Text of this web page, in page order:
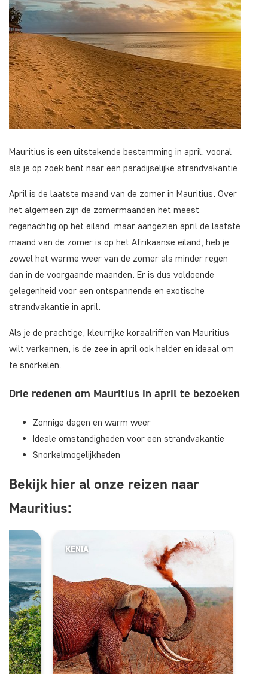
Mauritius is een uitstekende bestemming in april, vooral
als je op zoek bent naar een paradijselijke strandvakantie.
April is de laatste maand van de zomer in Mauritius. Over
het algemeen zijn de zomermaanden het meest
regenachtig op het eiland, maar aangezien april de laatste
maand van de zomer is op het Afrikaanse eiland, heb je
zowel het warme weer van de zomer als minder regen
dan in de voorgaande maanden. Er is dus voldoende
gelegenheid voor een ontspannende en exotische
strandvakantie in april.
Als je de prachtige, kleurrijke koraalriffen van Mauritius
wilt verkennen, is de zee in april ook helder en ideaal om
te snorkelen.
Drie redenen om Mauritius in april te bezoeken
Zonnige dagen en warm weer
Ideale omstandigheden voor een strandvakantie
Snorkelmogelijkheden
Bekijk hier al onze reizen naar
Mauritius:
KENIA